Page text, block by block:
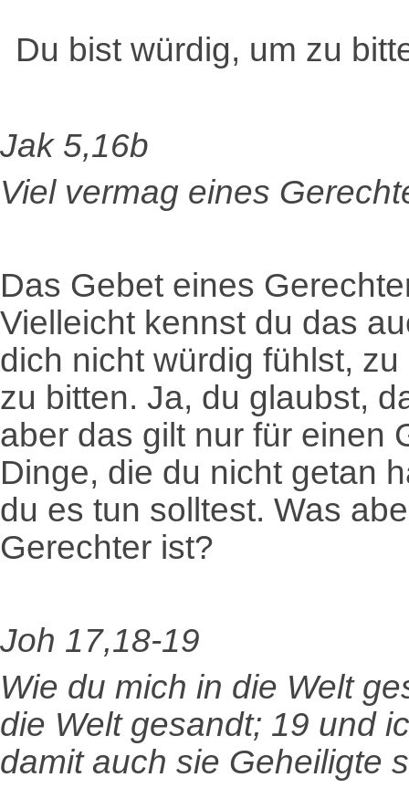
Du bist würdig, um zu
Jak 5,16b
Viel vermag eines
Das Gebet eines
Vielleicht kennst du das
dich nicht würdig fühlst,
zu bitten. Ja, du glaubst,
aber das gilt nur für einen
Dinge, die du nicht getan
du es tun solltest. Was
Gerechter ist?
Joh 17,18-19
Wie du mich in die Welt
die Welt gesandt; 19 und
damit auch sie Geheiligte